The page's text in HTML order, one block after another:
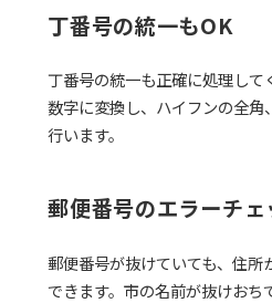
丁番号の統一もOK
丁番号の統一も正確に処理して
数字に変換し、ハイフンの全角
行います。
郵便番号のエラーチ
郵便番号が抜けていても、住所
できます。市の名前が抜けおち